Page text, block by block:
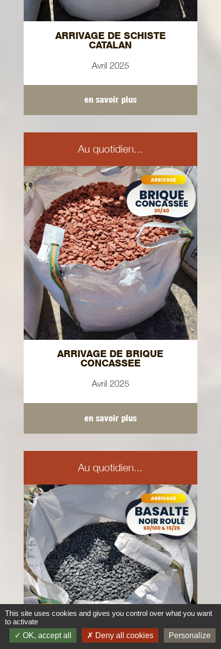
ARRIVAGE DE SCHISTE
CATALAN
Avril 2025
en savoir plus
Au quotidien...
ARRIVAGE DE BRIQUE
CONCASSEE
Avril 2025
en savoir plus
Au quotidien...
This site uses cookies and gives you control over what you want
to activate
OK, accept all
Deny all cookies Personalize